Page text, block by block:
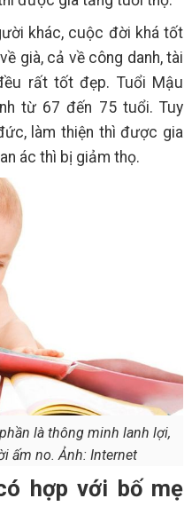
khác, cuộc đời khá tốt
già, cả về công danh, tài
rất tốt đẹp. Tuổi Mậu
từ 67 đến 75 tuổi. Tuy
làm thiện thì được gia
ác thì bị giảm thọ.
là thông minh lanh lợi,
ấm no. Ảnh: Internet
hợp với bố mẹ